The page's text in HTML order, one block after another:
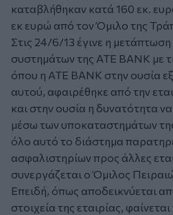
καταβλήθηκαν κατά 160 εκ.
εκ ευρώ από τον Όμιλο της
Στις 24/6/13 έγινε η
συστημάτων της ΑΤΕ ΒΑΝΚ με
όπου η ΑΤΕ ΒΑΝΚ στην ουσία
αυτού, αφαιρέθηκε από την
και στην ουσία η δυνατότητα
μέσω των υποκαταστημάτων
όλο αυτό το διάστημα
ασφαλιστηρίων προς άλλες
συνεργάζεται ο Όμιλος
Επειδή, όπως αποδεικνύεται
στοιχεία της εταιρίας,